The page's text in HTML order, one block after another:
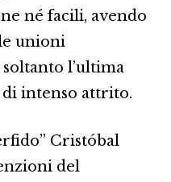
né facili, avendo
unioni
soltanto l’ultima
intenso attrito.
Cristóbal
del